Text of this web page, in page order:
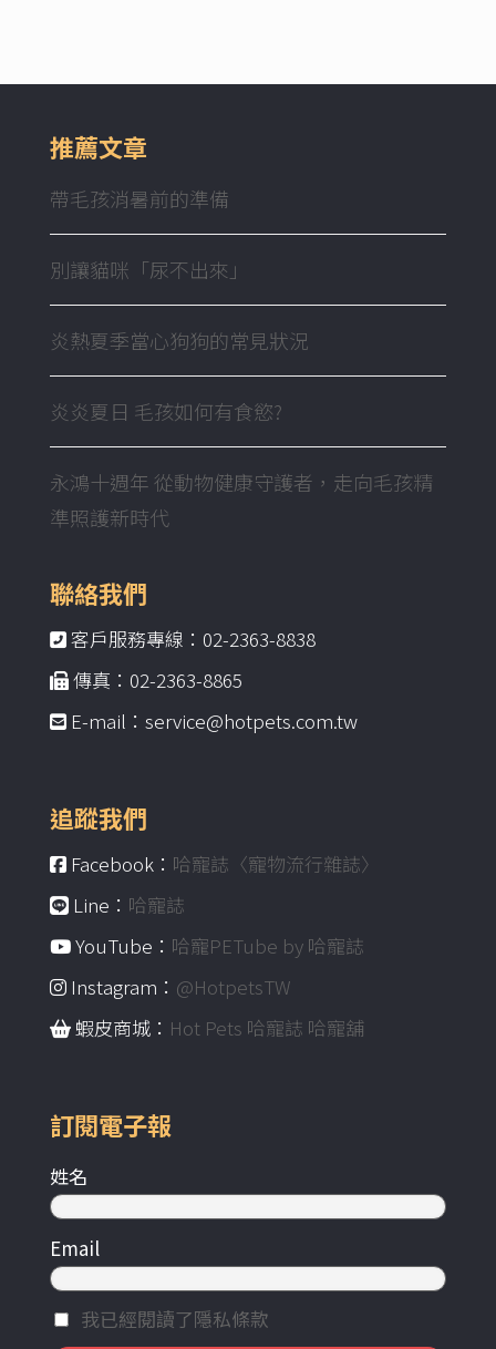
推薦文章
帶毛孩消暑前的準備
別讓貓咪「尿不出來」
炎熱夏季當心狗狗的常見狀況
炎炎夏日 毛孩如何有食慾?
永鴻十週年 從動物健康守護者，走向毛孩精
準照護新時代
聯絡我們
客戶服務專線：02-2363-8838
傳真：02-2363-8865
E-mail：service@hotpets.com.tw
追蹤我們
Facebook： 哈寵誌〈寵物流行雜誌〉
Line： 哈寵誌
YouTube： 哈寵PETube by 哈寵誌
Instagram： @HotpetsTW
蝦皮商城： Hot Pets 哈寵誌 哈寵舖
訂閱電子報
姓名
Email
我已經閱讀了隱私條款